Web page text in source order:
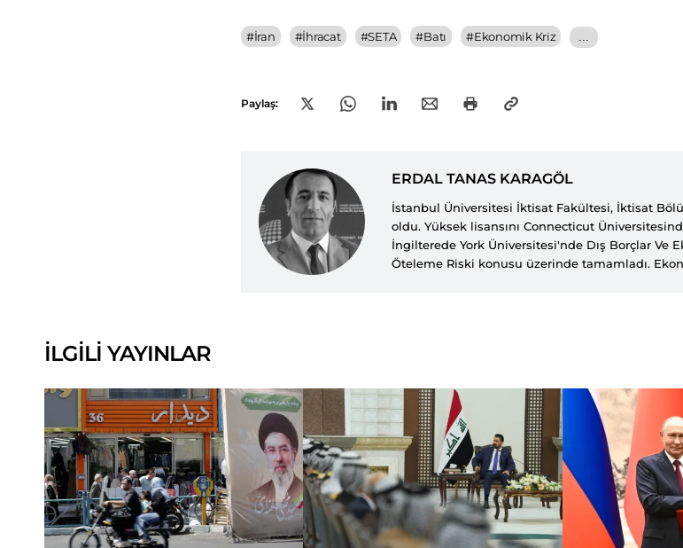
#İran #İhracat #SETA #Batı #Ekonomik Kriz
Paylaş:
ERDAL TANAS KARAGÖL
İstanbul Üniversitesi İktisat Fakültesi, İktisat
oldu. Yüksek lisansını Connecticut
İngilterede York Üniversitesi'nde Dış Borçlar
Öteleme Riski konusu üzerinde tamamladı.
İLGİLİ YAYINLAR